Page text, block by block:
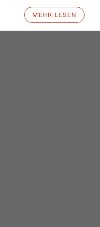
MEHR LESEN